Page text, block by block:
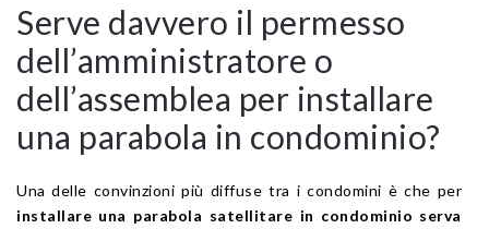
Serve davvero il permesso
dell’amministratore o
dell’assemblea per installare
una parabola in condominio?
Una delle convinzioni più diffuse tra i condomini è che per
installare una parabola satellitare in condominio serva